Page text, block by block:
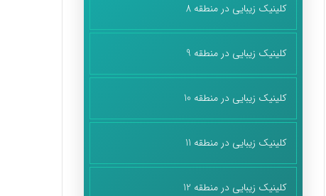
کلینیک زیبایی در منطقه 8
کلینیک زیبایی در منطقه 9
کلینیک زیبایی در منطقه 10
کلینیک زیبایی در منطقه 11
کلینیک زیبایی در منطقه 12